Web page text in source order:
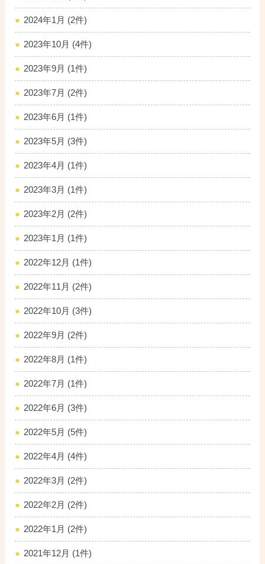
2024年1月 (2件)
2023年10月 (4件)
2023年9月 (1件)
2023年7月 (2件)
2023年6月 (1件)
2023年5月 (3件)
2023年4月 (1件)
2023年3月 (1件)
2023年2月 (2件)
2023年1月 (1件)
2022年12月 (1件)
2022年11月 (2件)
2022年10月 (3件)
2022年9月 (2件)
2022年8月 (1件)
2022年7月 (1件)
2022年6月 (3件)
2022年5月 (5件)
2022年4月 (4件)
2022年3月 (2件)
2022年2月 (2件)
2022年1月 (2件)
2021年12月 (1件)